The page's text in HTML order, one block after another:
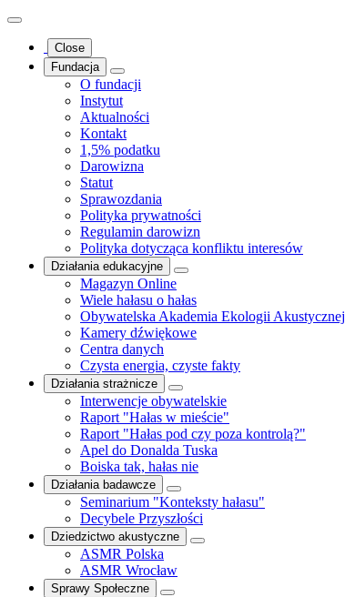
Close
Fundacja
O fundacji
Instytut
Aktualności
Kontakt
1,5% podatku
Darowizna
Statut
Sprawozdania
Polityka prywatności
Regulamin darowizn
Polityka dotycząca konfliktu interesów
Działania edukacyjne
Magazyn Online
Wiele hałasu o hałas
Obywatelska Akademia Ekologii Akustycznej
Kamery dźwiękowe
Centra danych
Czysta energia, czyste fakty
Działania strażnicze
Interwencje obywatelskie
Raport "Hałas w mieście"
Raport "Hałas pod czy poza kontrolą?"
Apel do Donalda Tuska
Boiska tak, hałas nie
Działania badawcze
Seminarium "Konteksty hałasu"
Decybele Przyszłości
Dziedzictwo akustyczne
ASMR Polska
ASMR Wrocław
Sprawy Społeczne